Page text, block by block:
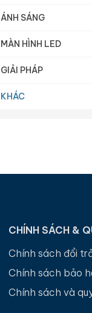
ÁNH SÁNG
MÀN HÌNH LED
GIẢI PHÁP
KHÁC
CHÍNH SÁCH &
Chính sách đổi
Chính sách bảo
Chính sách và